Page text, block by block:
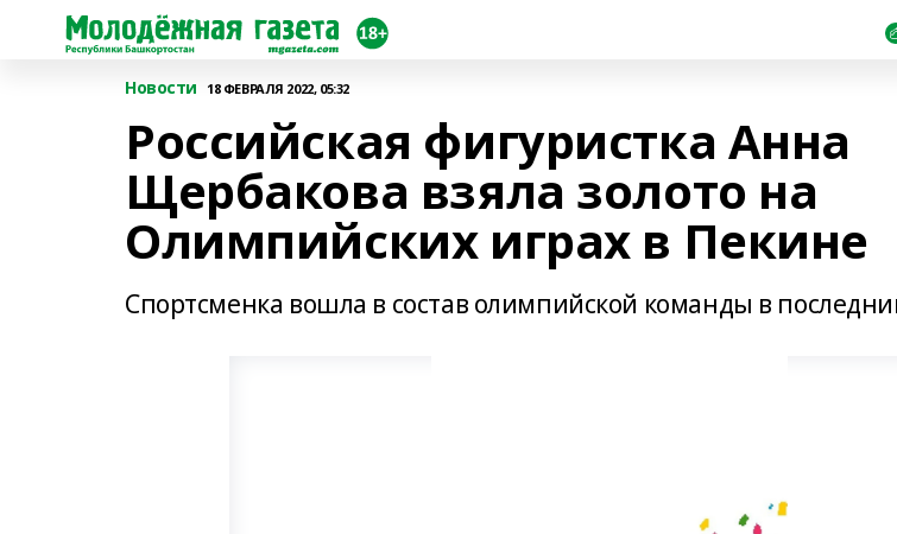
Новости 18 ФЕВРАЛЯ 2022, 05:32
Российская фигуристка Анна
Щербакова взяла золото на
Олимпийских играх в Пекине
Спортсменка вошла в состав олимпийской команды в